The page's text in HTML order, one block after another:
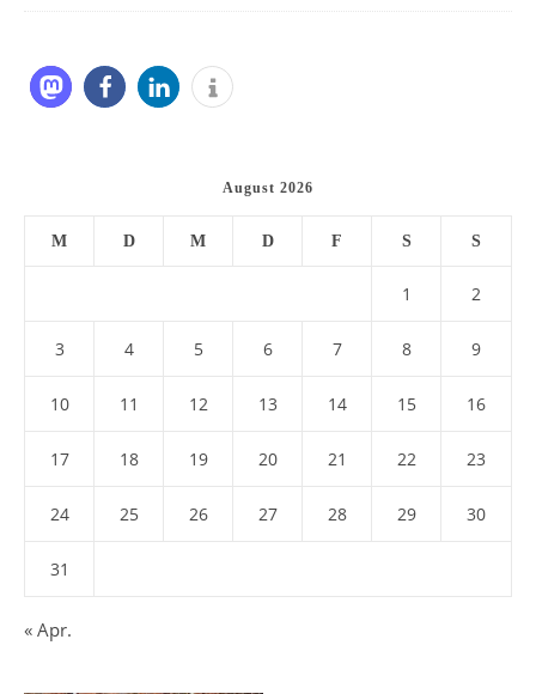
August 2026
M D M D F S S
1 2
3 4 5 6 7 8 9
10 11 12 13 14 15 16
17 18 19 20 21 22 23
24 25 26 27 28 29 30
31
« Apr.